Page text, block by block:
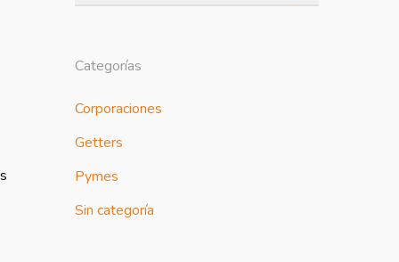
Categorías
Corporaciones
Getters
Pymes
Sin categoría